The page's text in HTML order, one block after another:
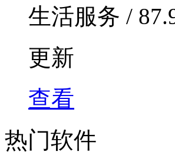
生活服务 /
更新
查看
热门软件